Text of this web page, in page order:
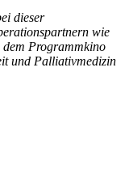
dieser
wie
dem Programmkino
und Palliativmedizin